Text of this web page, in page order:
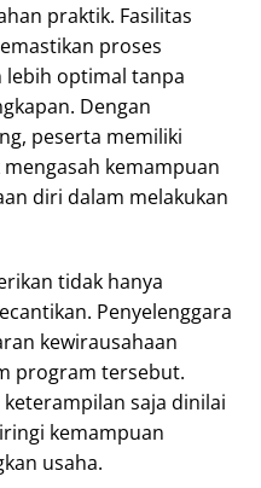
praktik. Fasilitas
proses
lebih optimal tanpa
Dengan
peserta memiliki
kemampuan
diri dalam melakukan
tidak hanya
Penyelenggara
kewirausahaan
program tersebut.
saja dinilai
kemampuan
usaha.